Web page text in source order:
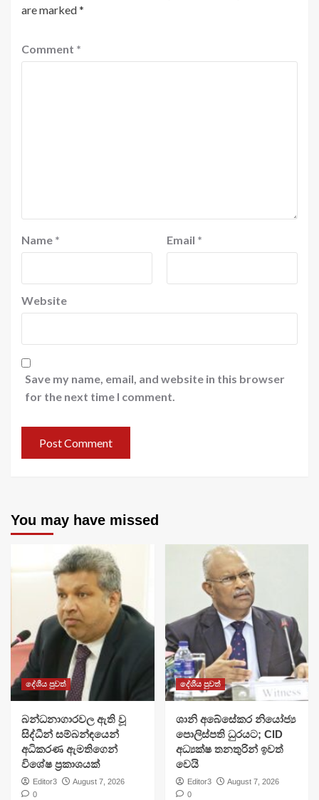
are marked*
Comment *
Name * Email *
Website
Save my name, email, and website in this browser
for the next time I comment.
You may have missed
දේශීය පුවත්
බන්ධනාගාරවල ඇති වූ
සිද්ධීන් සම්බන්ඳයෙන්
අධිකරණ ඇමතිගෙන්
විශේෂ ප්‍රකාශයක්
Editor3
August 7, 2026
0
දේශීය පුවත්
ශානි අබේසේකර නියෝජ්‍ය
පොලිස්පති ධුරයට; CID
අධ්‍යක්ෂ තනතුරින් ඉවත්
වෙයි
Editor3
August 7, 2026
0